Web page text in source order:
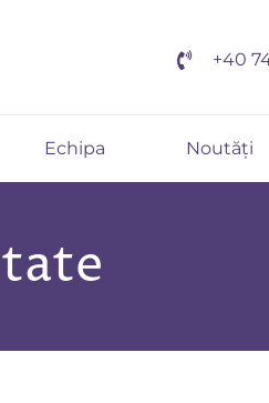
+40
Echipa Noutăți